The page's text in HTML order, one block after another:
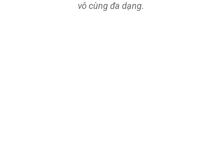
vô cùng đa dạng.